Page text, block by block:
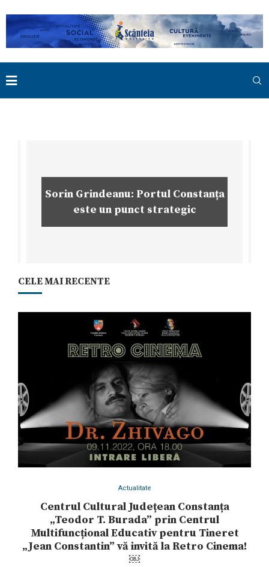
Sorin Grindeanu: Portul Constanța
este un punct strategic
CELE MAI RECENTE
Actualitate
Centrul Cultural Județean Constanța
„Teodor T. Burada” prin Centrul
Multifuncțional Educativ pentru Tineret
„Jean Constantin” vă invită la Retro Cinema!
￼